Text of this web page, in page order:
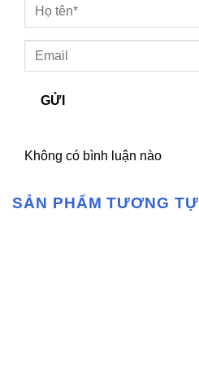
GỬI
Không có bình luận nào
SẢN PHẨM TƯƠNG TỰ